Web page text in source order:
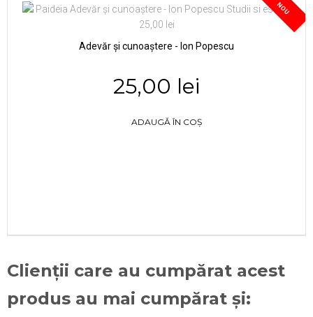
NOU
Adevăr și cunoaștere - Ion Popescu
25,00 lei
ADAUGĂ ÎN COȘ
Clienții care au cumpărat acest
produs au mai cumpărat și: